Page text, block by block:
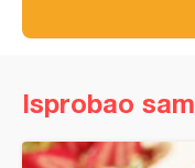
Isprobao sam